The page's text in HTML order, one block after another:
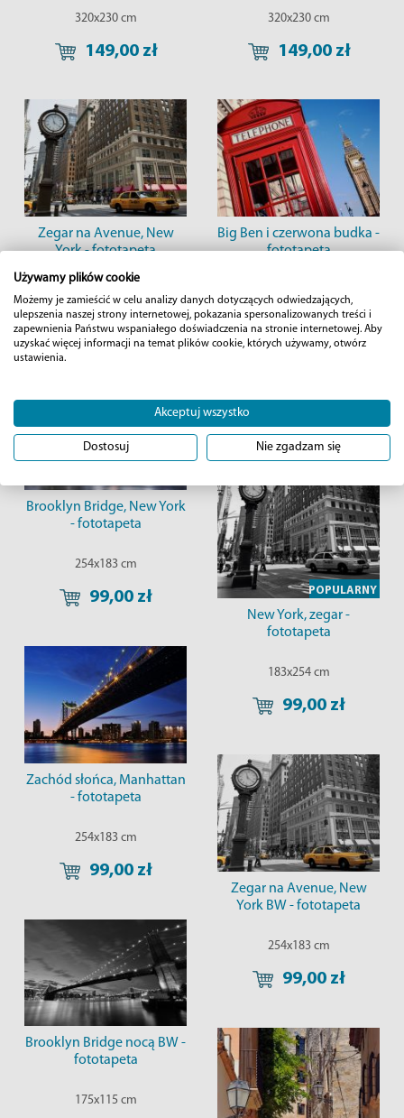
320x230 cm
149,00 zł
320x230 cm
149,00 zł
Zegar na Avenue, New
York - fototapeta
149,00 zł
Big Ben i czerwona budka -
fototapeta
99,00 zł
Brooklyn Bridge, New York
- fototapeta
254x183 cm
99,00 zł POPULARNY
New York, zegar -
fototapeta
183x254 cm
99,00 zł
Zachód słońca, Manhattan
- fototapeta
254x183 cm
99,00 zł
Zegar na Avenue, New
York BW - fototapeta
254x183 cm
99,00 zł
Brooklyn Bridge nocą BW -
fototapeta
175x115 cm
Używamy plików cookie
Możemy je zamieścić w celu analizy danych dotyczących odwiedzających,
ulepszenia naszej strony internetowej, pokazania spersonalizowanych treści i
zapewnienia Państwu wspaniałego doświadczenia na stronie internetowej. Aby
uzyskać więcej informacji na temat plików cookie, których używamy, otwórz
ustawienia.
Akceptuj wszystko
Dostosuj Nie zgadzam się